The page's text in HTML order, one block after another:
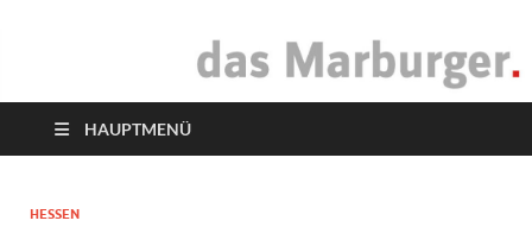
das Marburger.
HAUPTMENÜ
HESSEN